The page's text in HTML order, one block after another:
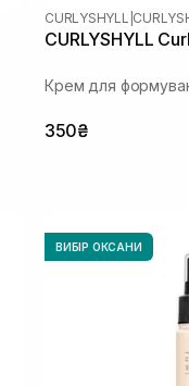
CURLYSHYLL
CURLYSHYLL
Крем для
350₴
ВИБІР ОКСАНИ